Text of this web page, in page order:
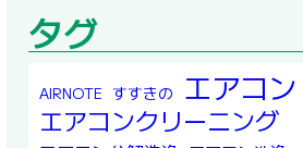
タグ
AIRNOTE すすきの エアコン
エアコンクリーニング